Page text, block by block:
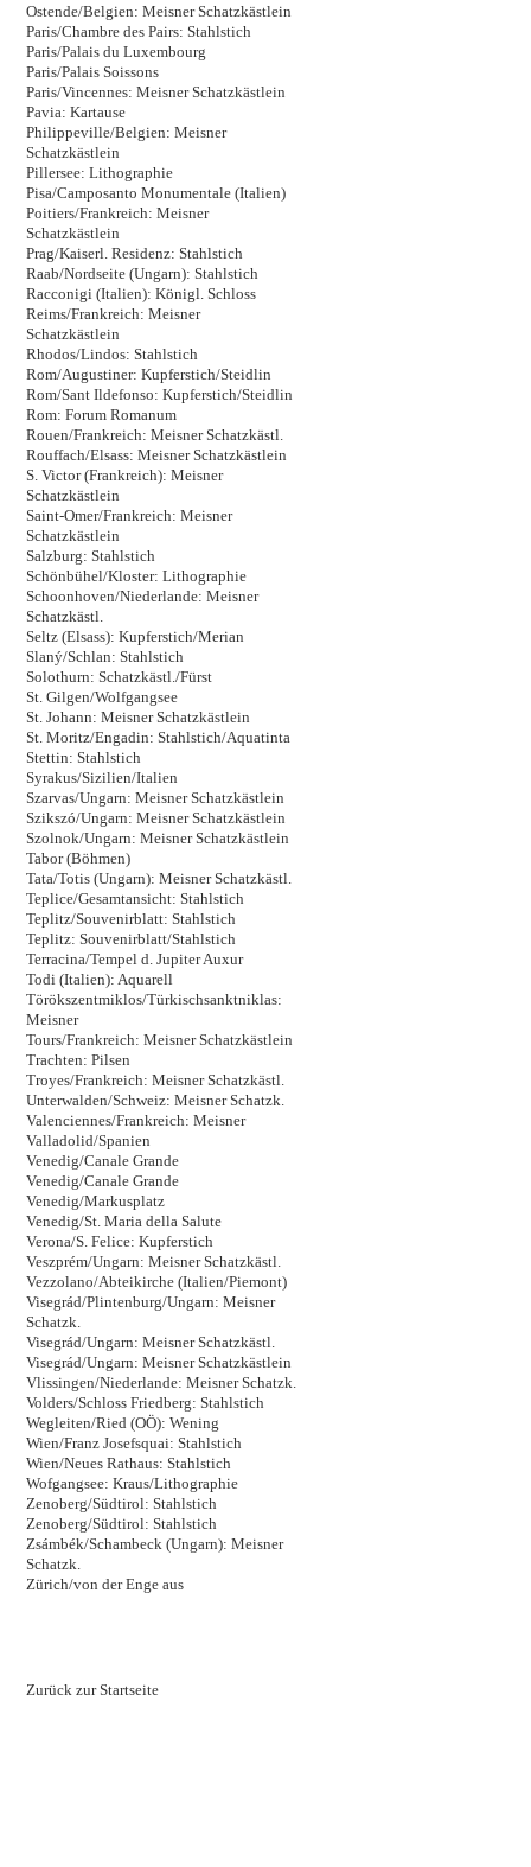
Ostende/Belgien: Meisner Schatzkästlein
Paris/Chambre des Pairs: Stahlstich
Paris/Palais du Luxembourg
Paris/Palais Soissons
Paris/Vincennes: Meisner Schatzkästlein
Pavia: Kartause
Philippeville/Belgien: Meisner
Schatzkästlein
Pillersee: Lithographie
Pisa/Camposanto Monumentale (Italien)
Poitiers/Frankreich: Meisner
Schatzkästlein
Prag/Kaiserl. Residenz: Stahlstich
Raab/Nordseite (Ungarn): Stahlstich
Racconigi (Italien): Königl. Schloss
Reims/Frankreich: Meisner
Schatzkästlein
Rhodos/Lindos: Stahlstich
Rom/Augustiner: Kupferstich/Steidlin
Rom/Sant Ildefonso: Kupferstich/Steidlin
Rom: Forum Romanum
Rouen/Frankreich: Meisner Schatzkästl.
Rouffach/Elsass: Meisner Schatzkästlein
S. Victor (Frankreich): Meisner
Schatzkästlein
Saint-Omer/Frankreich: Meisner
Schatzkästlein
Salzburg: Stahlstich
Schönbühel/Kloster: Lithographie
Schoonhoven/Niederlande: Meisner
Schatzkästl.
Seltz (Elsass): Kupferstich/Merian
Slaný/Schlan: Stahlstich
Solothurn: Schatzkästl./Fürst
St. Gilgen/Wolfgangsee
St. Johann: Meisner Schatzkästlein
St. Moritz/Engadin: Stahlstich/Aquatinta
Stettin: Stahlstich
Syrakus/Sizilien/Italien
Szarvas/Ungarn: Meisner Schatzkästlein
Szikszó/Ungarn: Meisner Schatzkästlein
Szolnok/Ungarn: Meisner Schatzkästlein
Tabor (Böhmen)
Tata/Totis (Ungarn): Meisner Schatzkästl.
Teplice/Gesamtansicht: Stahlstich
Teplitz/Souvenirblatt: Stahlstich
Teplitz: Souvenirblatt/Stahlstich
Terracina/Tempel d. Jupiter Auxur
Todi (Italien): Aquarell
Törökszentmiklos/Türkischsanktniklas:
Meisner
Tours/Frankreich: Meisner Schatzkästlein
Trachten: Pilsen
Troyes/Frankreich: Meisner Schatzkästl.
Unterwalden/Schweiz: Meisner Schatzk.
Valenciennes/Frankreich: Meisner
Valladolid/Spanien
Venedig/Canale Grande
Venedig/Canale Grande
Venedig/Markusplatz
Venedig/St. Maria della Salute
Verona/S. Felice: Kupferstich
Veszprém/Ungarn: Meisner Schatzkästl.
Vezzolano/Abteikirche (Italien/Piemont)
Visegrád/Plintenburg/Ungarn: Meisner
Schatzk.
Visegrád/Ungarn: Meisner Schatzkästl.
Visegrád/Ungarn: Meisner Schatzkästlein
Vlissingen/Niederlande: Meisner Schatzk.
Volders/Schloss Friedberg: Stahlstich
Wegleiten/Ried (OÖ): Wening
Wien/Franz Josefsquai: Stahlstich
Wien/Neues Rathaus: Stahlstich
Wofgangsee: Kraus/Lithographie
Zenoberg/Südtirol: Stahlstich
Zenoberg/Südtirol: Stahlstich
Zsámbék/Schambeck (Ungarn): Meisner
Schatzk.
Zürich/von der Enge aus
Zurück zur Startseite